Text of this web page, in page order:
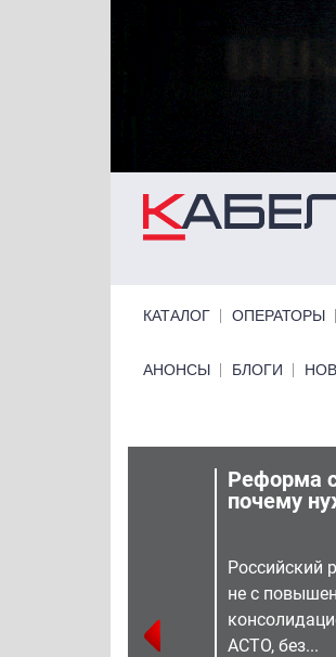
КАТАЛОГ ОПЕРАТОРЫ
Primary links bottom
АНОНСЫ БЛОГИ
Реформа
почему
Российский
не с
АСТО, без...